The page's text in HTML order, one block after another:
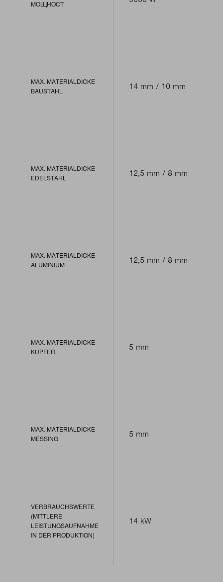
МОЩНОСТ
MAX. MATERIALDICKE
BAUSTAHL
MAX. MATERIALDICKE
EDELSTAHL
MAX. MATERIALDICKE
ALUMINIUM
MAX. MATERIALDICKE
KUPFER
MAX. MATERIALDICKE
MESSING
VERBRAUCHSWERTE
(MITTLERE
LEISTUNGSAUFNAHME
IN DER PRODUKTION)
14 mm / 10 mm
12,5 mm / 8 mm
12,5 mm / 8 mm
5 mm
5 mm
14 kW